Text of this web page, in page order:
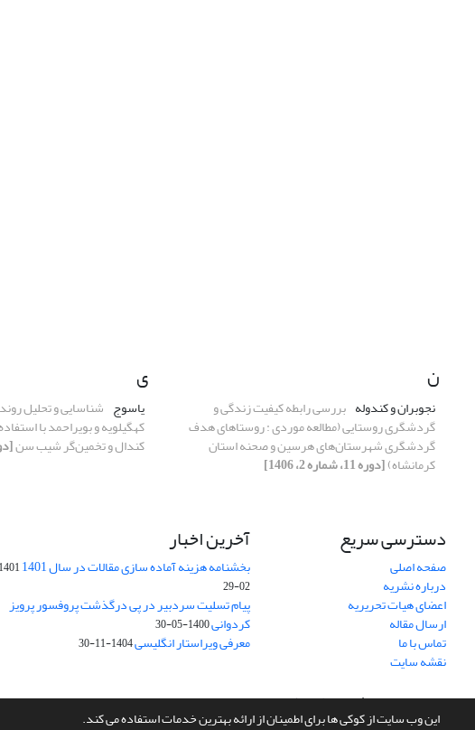
این وب سایت از کوکی ها برای اطمینان از ارائه بهترین خدمات استفاده می کند.
ن
نجوبران و کندوله بررسی رابطه کیفیت زندگی و
گردشگری روستایی (مطالعه موردی : روستاهای هدف
گردشگری شهرستان‌های هرسین و صحنه استان
کرمانشاه)[دوره 11، شماره 2، 1406]
ی
یاسوج شناسایی و تحلیل
کهگیلویه و بویراحمد با
کندال و تخمین‌گر شیب سن[دوره
دسترسی سریع
صفحه اصلی
درباره نشریه
اعضای هیات تحریریه
ارسال مقاله
تماس با ما
نقشه سایت
آخرین اخبار
بخشنامه هزینه آماده سازی مقالات در سال 1401
02-29
پیام تسلیت سردبیر در پی درگذشت پروفسور پرویز
کردوانی1400-05-30
معرفی ویراستار انگلیسی1404-11-30
سامانه مدیریت نشریات علمی.طراحی و پیاده سازی ازسیناوب